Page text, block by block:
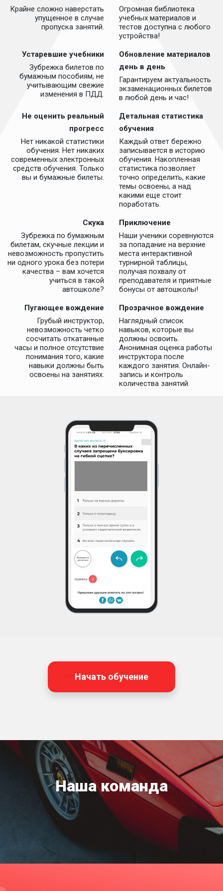
Крайне сложно наверстать
упущенное в случае
пропуска занятий.
Огромная библиотека
учебных материалов и
тестов доступна с любого
устройства!
Устаревшие учебники
Зубрежка билетов по
бумажным пособиям, не
учитывающим свежие
изменения в ПДД.
Обновление материалов
день в день
Гарантируем актуальность
экзаменационных билетов
в любой день и час!
Не оценить реальный
прогресс
Нет никакой статистики
обучения. Нет никаких
современных электронных
средств обучения. Только
вы и бумажные билеты.
Детальная статистика
обучения
Каждый ответ бережно
записывается в историю
обучения. Накопленная
статистика позволяет
точно определить, какие
темы освоены, а над
какими еще стоит
поработать.
Скука
Зубрежка по бумажным
билетам, скучные лекции и
невозможность пропустить
ни одного урока без потери
качества – вам хочется
учиться в такой
автошколе?
Приключение
Наши ученики соревнуются
за попадание на верхние
места интерактивной
турнирной таблицы,
получая похвалу от
преподавателя и приятные
бонусы от автошколы!
Пугающее вождение
Грубый инструктор,
невозможность четко
сосчитать откатанные
часы и полное отсутствие
понимания того, какие
навыки должны быть
освоены на занятиях.
Прозрачное вождение
Наглядный список
навыков, которые вы
должны освоить.
Анонимная оценка работы
инструктора после
каждого занятия. Онлайн-
запись и контроль
количества занятий.
Начать обучение
Наша команда